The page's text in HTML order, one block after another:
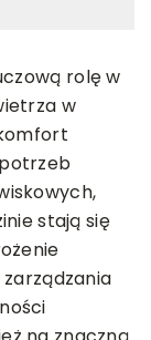
rolę w
w
stają się